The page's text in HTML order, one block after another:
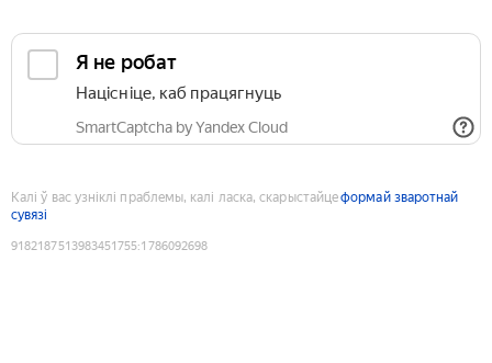
Я не робат
Націсніце, каб працягнуць
SmartCaptcha by Yandex Cloud
Калі ў вас узніклі праблемы, калі ласка, скарыстайцеформай зваротнай
сувязі
9182187513983451755:1786092698